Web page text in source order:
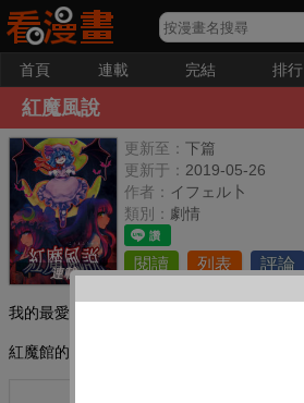
首頁 連載 完結 排行
紅魔風說
連載
更新至： 下篇
更新于： 2019-05-26
作者： イフェル卜
類別： 劇情
閱讀 列表 評論
我的最愛：
紅魔館的日常(?)